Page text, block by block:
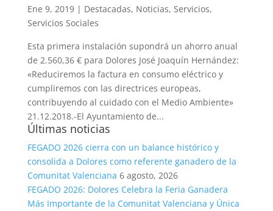
Ene 9, 2019| Destacadas, Noticias, Servicios,
Servicios Sociales
Esta primera instalación supondrá un ahorro anual
de 2.560,36 € para Dolores José Joaquín Hernández:
«Reduciremos la factura en consumo eléctrico y
cumpliremos con las directrices europeas,
contribuyendo al cuidado con el Medio Ambiente»
21.12.2018.-El Ayuntamiento de...
Últimas noticias
FEGADO 2026 cierra con un balance histórico y
consolida a Dolores como referente ganadero de la
Comunitat Valenciana 6 agosto, 2026
FEGADO 2026: Dolores Celebra la Feria Ganadera
Más Importante de la Comunitat Valenciana y Única